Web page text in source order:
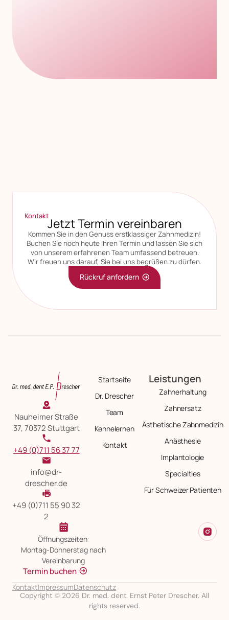
KontaktJetzt Termin vereinbaren
Kommen Sie in den Genuss erstklassiger Zahnmedizin!
Buchen Sie noch heute Ihren Termin und lassen Sie sich
von unserem erfahrenen Team umfassend betreuen.
Wir freuen uns darauf, Sie bei uns begrüßen zu dürfen.
Rückruf anfordern
Nauheimer Straße
37, 70372 Stuttgart
+49 (0)711 56 37 77
info@dr-
drescher.de
+49 (0)711 55 90 32
2
Startseite
Dr. Drescher
Team
Kennelernen
Kontakt
Leistungen
Zahnerhaltung
Zahnersatz
Ästhetische Zahnmedizin
Anästhesie
Implantologie
Specialties
Für Schweizer Patienten
Öffnungszeiten:
Montag-Donnerstag nach
Vereinbarung
Termin buchen
Copyright © 2026 Dr. med. dent. Ernst Peter Drescher. All
rights reserved.
KontaktImpressumDatenschutz